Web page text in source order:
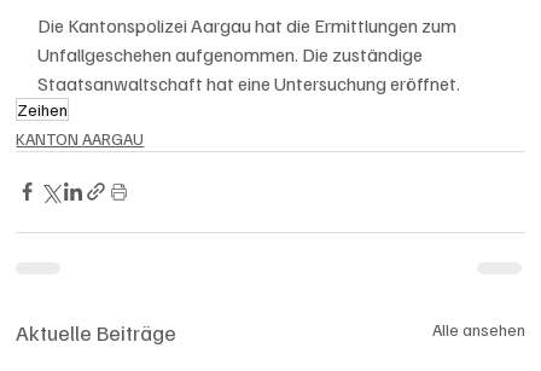
Die Kantonspolizei Aargau hat die Ermittlungen zum
Unfallgeschehen aufgenommen. Die zuständige
Staatsanwaltschaft hat eine Untersuchung eröffnet.
Zeihen
KANTON AARGAU
Aktuelle Beiträge Alle ansehen